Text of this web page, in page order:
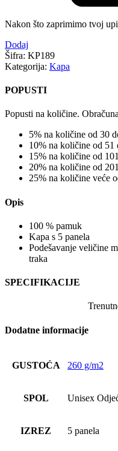
Nakon što zaprimimo tvoj
Dodaj
Šifra: KP189
Kategorija: Kapa
POPUSTI
Popusti na količine.
5% na količine od 30
10% na količine od 51
15% na količine od
20% na količine od
25% na količine veće
Opis
100 % pamuk
Kapa s 5 panela
Podešavanje veličine
traka
SPECIFIKACIJE
Dodatne informacije
GUSTOĆA 260 g/m2
SPOL Unisex
IZREZ 5 panela